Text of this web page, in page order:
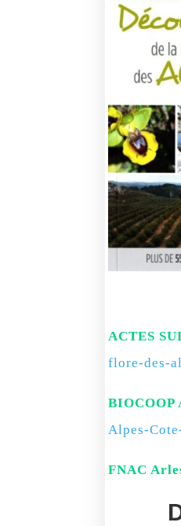
ACTES
flore-des-
BIOCOOP
Alpes-
FNAC